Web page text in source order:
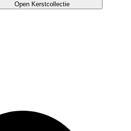
Open Kerstcollectie